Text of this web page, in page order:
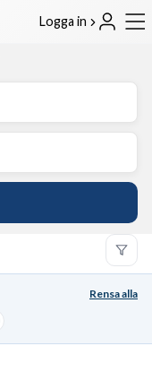
Logga in
Rensa alla